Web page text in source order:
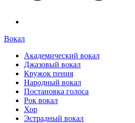
Вокал
Академический вокал
Джазовый вокал
Кружок пения
Народный вокал
Постановка голоса
Рок вокал
Хор
Эстрадный вокал